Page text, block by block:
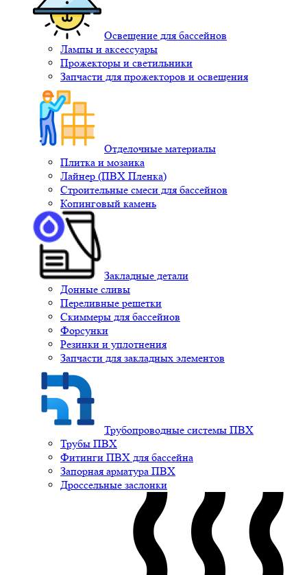
Освещение для бассейнов
Лампы и аксессуары
Прожекторы и светильники
Запчасти для прожекторов и освещения
Отделочные материалы
Плитка и мозаика
Лайнер (ПВХ Пленка)
Строительные смеси для бассейнов
Копинговый камень
Закладные детали
Донные сливы
Переливные решетки
Скиммеры для бассейнов
Форсунки
Резинки и уплотнения
Запчасти для закладных элементов
Трубопроводные системы ПВХ
Трубы ПВХ
Фитинги ПВХ для бассейна
Запорная арматура ПВХ
Дроссельные заслонки